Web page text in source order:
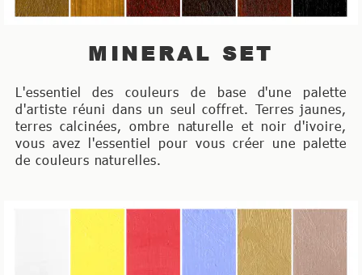
MINERAL SET
L'essentiel des couleurs de base d'une palette
d'artiste réuni dans un seul coffret. Terres jaunes,
terres calcinées, ombre naturelle et noir d'ivoire,
vous avez l'essentiel pour vous créer une palette
de couleurs naturelles.